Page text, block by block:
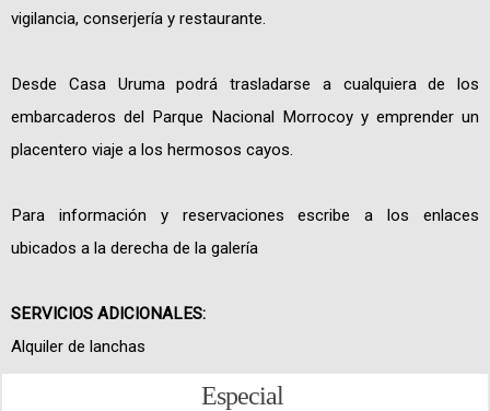
vigilancia, conserjería y restaurante.
Desde Casa Uruma podrá trasladarse a cualquiera de los
embarcaderos del Parque Nacional Morrocoy y emprender un
placentero viaje a los hermosos cayos.
Para información y reservaciones escribe a los enlaces
ubicados a la derecha de la galería
SERVICIOS ADICIONALES:
Alquiler de lanchas
Especial